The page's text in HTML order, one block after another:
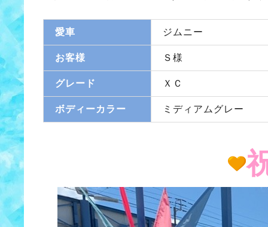
愛車 ジムニー
お客様 Ｓ様
グレード ＸＣ
ボディーカラー ミディアムグレー